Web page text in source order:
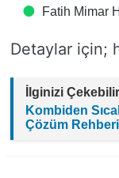
Fatih Mimar
Detaylar için;
İlginizi
Kombiden
Çözüm Rehberi